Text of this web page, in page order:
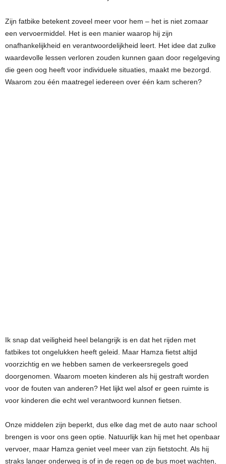
Zijn fatbike betekent zoveel meer voor hem – het is niet zomaar
een vervoermiddel. Het is een manier waarop hij zijn
onafhankelijkheid en verantwoordelijkheid leert. Het idee dat zulke
waardevolle lessen verloren zouden kunnen gaan door regelgeving
die geen oog heeft voor individuele situaties, maakt me bezorgd.
Waarom zou één maatregel iedereen over één kam scheren?
Ik snap dat veiligheid heel belangrijk is en dat het rijden met
fatbikes tot ongelukken heeft geleid. Maar Hamza fietst altijd
voorzichtig en we hebben samen de verkeersregels goed
doorgenomen. Waarom moeten kinderen als hij gestraft worden
voor de fouten van anderen? Het lijkt wel alsof er geen ruimte is
voor kinderen die echt wel verantwoord kunnen fietsen.
Onze middelen zijn beperkt, dus elke dag met de auto naar school
brengen is voor ons geen optie. Natuurlijk kan hij met het openbaar
vervoer, maar Hamza geniet veel meer van zijn fietstocht. Als hij
straks langer onderweg is of in de regen op de bus moet wachten,